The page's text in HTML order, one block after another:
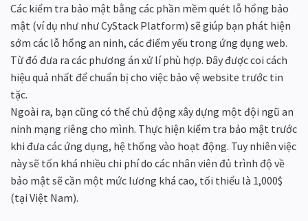
Các kiểm tra bảo mật bằng các phần mềm quét lỗ hổng bảo
mật (ví dụ như như CyStack Platform) sẽ giúp bạn phát hiện
sớm các lỗ hổng an ninh, các điểm yếu trong ứng dụng web.
Từ đó đưa ra các phương án xử lí phù hợp. Đây được coi cách
hiệu quả nhất để chuẩn bị cho việc bảo vệ website trước tin
tặc.
Ngoài ra, bạn cũng có thể chủ động xây dựng một đội ngũ an
ninh mạng riêng cho mình. Thực hiện kiểm tra bảo mật trước
khi đưa các ứng dụng, hệ thống vào hoạt động. Tuy nhiên việc
này sẽ tốn khá nhiều chi phí do các nhân viên đủ trình độ về
bảo mật sẽ cần một mức lương khá cao, tối thiểu là 1,000$
(tại Việt Nam).